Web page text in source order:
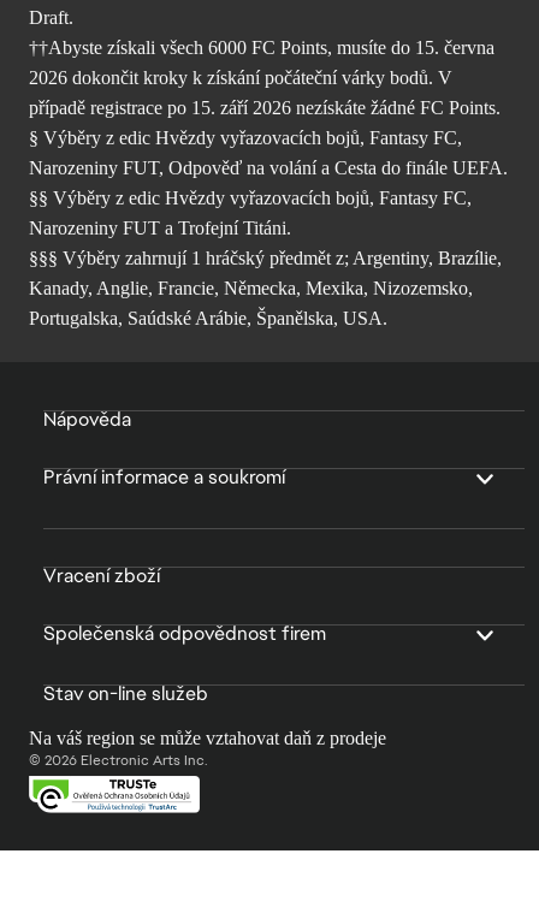
Draft.
††Abyste získali všech 6000 FC Points, musíte do 15. června
2026 dokončit kroky k získání počáteční várky bodů. V
případě registrace po 15. září 2026 nezískáte žádné FC Points.
§ Výběry z edic Hvězdy vyřazovacích bojů, Fantasy FC,
Narozeniny FUT, Odpověď na volání a Cesta do finále UEFA.
§§ Výběry z edic Hvězdy vyřazovacích bojů, Fantasy FC,
Narozeniny FUT a Trofejní Titáni.
§§§ Výběry zahrnují 1 hráčský předmět z; Argentiny, Brazílie,
Kanady, Anglie, Francie, Německa, Mexika, Nizozemsko,
Portugalska, Saúdské Arábie, Španělska, USA.
Nápověda
Právní informace a soukromí
Vracení zboží
Společenská odpovědnost firem
Stav on-line služeb
Na váš region se může vztahovat daň z prodeje
© 2026 Electronic Arts Inc.